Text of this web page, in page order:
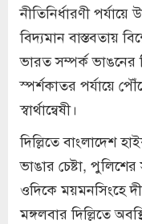
নীতিনির্ধারণী পর্যায়ে
বিদ্যমান বাস্তবতায়
ভারত সম্পর্ক
স্পর্শকাতর পর্যায়ে
স্বার্থান্বেষী।
দিল্লিতে বাংলাদেশ
ভাঙার চেষ্টা, পুলিশের
ওদিকে ময়মনসিংহে
মঙ্গলবার দিল্লিতে